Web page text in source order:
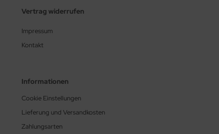
Vertrag widerrufen
Impressum
Kontakt
Informationen
Cookie Einstellungen
Lieferung und Versandkosten
Zahlungsarten